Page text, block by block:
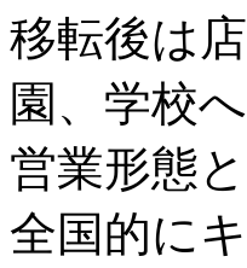
移転後は
園、学校
営業形態
全国的に